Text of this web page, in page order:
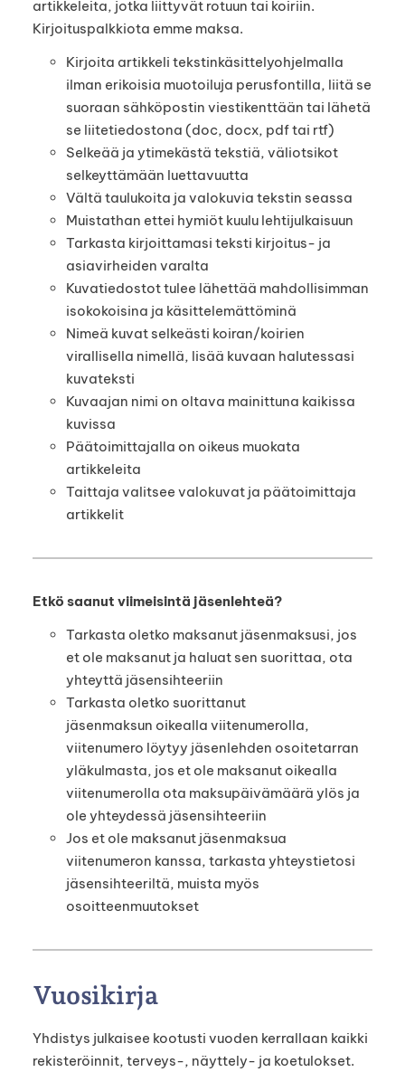
artikkeleita, jotka liittyvät rotuun tai koiriin.
Kirjoituspalkkiota emme maksa.
Kirjoita artikkeli tekstinkäsittelyohjelmalla
ilman erikoisia muotoiluja perusfontilla, liitä se
suoraan sähköpostin viestikenttään tai lähetä
se liitetiedostona (doc, docx, pdf tai rtf)
Selkeää ja ytimekästä tekstiä, väliotsikot
selkeyttämään luettavuutta
Vältä taulukoita ja valokuvia tekstin seassa
Muistathan ettei hymiöt kuulu lehtijulkaisuun
Tarkasta kirjoittamasi teksti kirjoitus- ja
asiavirheiden varalta
Kuvatiedostot tulee lähettää mahdollisimman
isokokoisina ja käsittelemättöminä
Nimeä kuvat selkeästi koiran/koirien
virallisella nimellä, lisää kuvaan halutessasi
kuvateksti
Kuvaajan nimi on oltava mainittuna kaikissa
kuvissa
Päätoimittajalla on oikeus muokata
artikkeleita
Taittaja valitsee valokuvat ja päätoimittaja
artikkelit
Etkö saanut viimeisintä jäsenlehteä?
Tarkasta oletko maksanut jäsenmaksusi, jos
et ole maksanut ja haluat sen suorittaa, ota
yhteyttä jäsensihteeriin
Tarkasta oletko suorittanut
jäsenmaksun oikealla viitenumerolla,
viitenumero löytyy jäsenlehden osoitetarran
yläkulmasta, jos et ole maksanut oikealla
viitenumerolla ota maksupäivämäärä ylös ja
ole yhteydessä jäsensihteeriin
Jos et ole maksanut jäsenmaksua
viitenumeron kanssa, tarkasta yhteystietosi
jäsensihteeriltä, muista myös
osoitteenmuutokset
Vuosikirja
Yhdistys julkaisee kootusti vuoden kerrallaan kaikki
rekisteröinnit, terveys-, näyttely- ja koetulokset.